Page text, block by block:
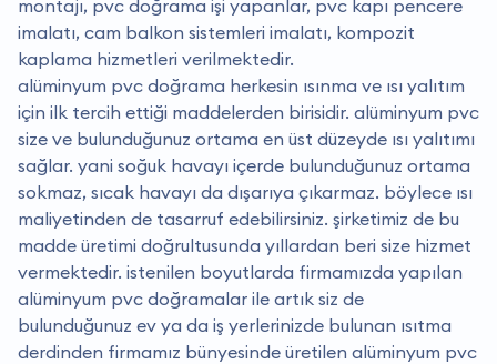
montajı, pvc doğrama işi yapanlar, pvc kapı pencere
imalatı, cam balkon sistemleri imalatı, kompozit
kaplama hizmetleri verilmektedir.
alüminyum pvc doğrama herkesin ısınma ve ısı yalıtım
için ilk tercih ettiği maddelerden birisidir. alüminyum pvc
size ve bulunduğunuz ortama en üst düzeyde ısı yalıtımı
sağlar. yani soğuk havayı içerde bulunduğunuz ortama
sokmaz, sıcak havayı da dışarıya çıkarmaz. böylece ısı
maliyetinden de tasarruf edebilirsiniz. şirketimiz de bu
madde üretimi doğrultusunda yıllardan beri size hizmet
vermektedir. i̇stenilen boyutlarda firmamızda yapılan
alüminyum pvc doğramalar ile artık siz de
bulunduğunuz ev ya da iş yerlerinizde bulunan ısıtma
derdinden firmamız bünyesinde üretilen alüminyum pvc